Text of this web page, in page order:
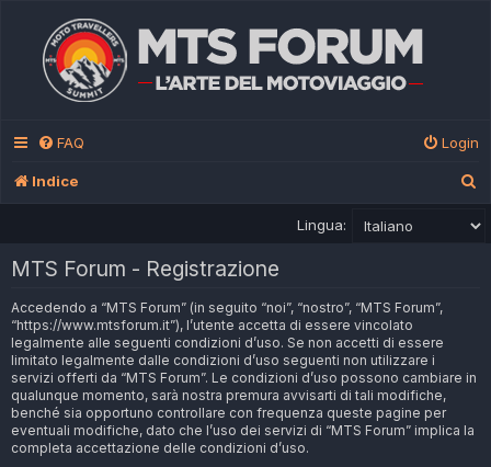
FAQ Login
Indice
Lingua:
MTS Forum - Registrazione
Accedendo a “MTS Forum” (in seguito “noi”, “nostro”, “MTS Forum”,
“https://www.mtsforum.it”), l’utente accetta di essere vincolato
legalmente alle seguenti condizioni d’uso. Se non accetti di essere
limitato legalmente dalle condizioni d’uso seguenti non utilizzare i
servizi offerti da “MTS Forum”. Le condizioni d’uso possono cambiare in
qualunque momento, sarà nostra premura avvisarti di tali modifiche,
benché sia opportuno controllare con frequenza queste pagine per
eventuali modifiche, dato che l’uso dei servizi di “MTS Forum” implica la
completa accettazione delle condizioni d’uso.